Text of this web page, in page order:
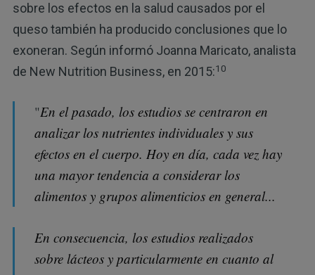
sobre los efectos en la salud causados por el
queso también ha producido conclusiones que lo
exoneran. Según informó Joanna Maricato, analista
de New Nutrition Business, en 2015:10
"En el pasado, los estudios se centraron en
analizar los nutrientes individuales y sus
efectos en el cuerpo. Hoy en día, cada vez hay
una mayor tendencia a considerar los
alimentos y grupos alimenticios en general...
En consecuencia, los estudios realizados
sobre lácteos y particularmente en cuanto al